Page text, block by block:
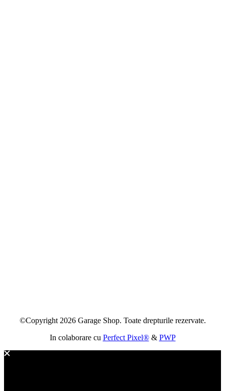
©Copyright 2026 Garage Shop. Toate drepturile rezervate.
In colaborare cu Perfect Pixel®& PWP